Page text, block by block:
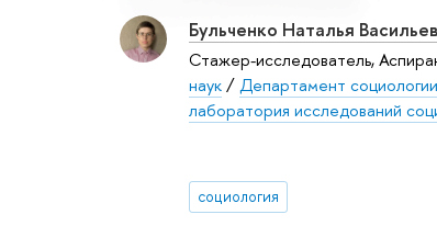
Бульченко Наталья
Стажер-исследователь,
наук/Департамент социологии
лаборатория исследований
социология